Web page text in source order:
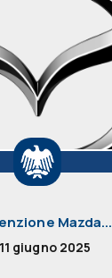
Mazda...
11 giugno 2025